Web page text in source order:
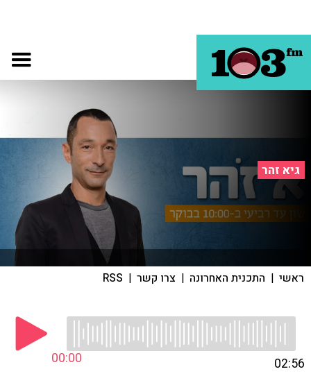
גיא זהר
ראשי | התכנית האחרונה | צרו קשר |
RSS
00:00 02:56